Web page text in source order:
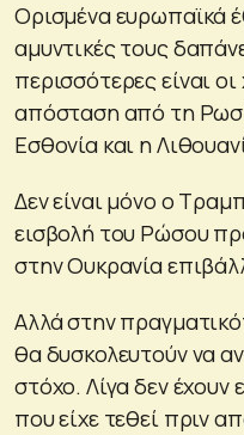
Ορισμένα ευρωπαϊκά
αμυντικές τους
περισσότερες είναι
απόσταση από τη
Εσθονία και η
Δεν είναι μόνο ο
εισβολή του Ρώσου
στην Ουκρανία
Αλλά στην
θα δυσκολευτούν να
στόχο. Λίγα δεν έχουν
που είχε τεθεί πριν